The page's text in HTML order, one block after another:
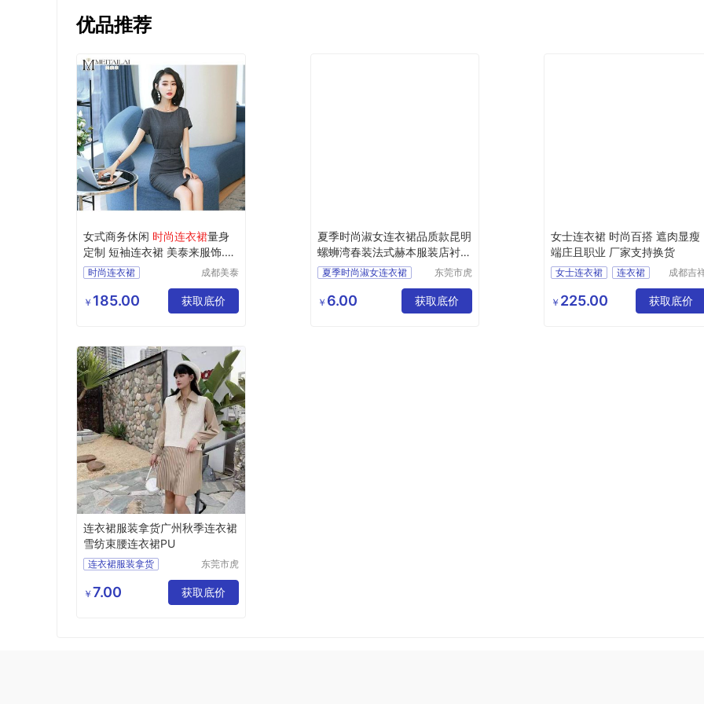
优品推荐
女式商务休闲 时尚连衣裙量身
定制 短袖连衣裙 美泰来服饰.四
川成都职业服装 定制生产厂家
春夏时尚
时尚连衣裙
女式商务休闲
成都美泰
限公司
￥ 185.00 获取底价
夏季时尚淑女连衣裙品质款昆明
螺蛳湾春装法式赫本服装店衬衫
直播货源
夏季时尚淑女连衣裙
昆明直播连衣裙
东莞市虎
饰经营部
￥ 6.00 获取底价
女士连衣裙 时尚百搭 遮肉显瘦
端庄且职业 厂家支持换货
女士连衣裙
连衣裙
夏季连衣裙
成都吉
限公司
￥ 225.00 获取底价
连衣裙服装拿货广州秋季连衣裙
雪纺束腰连衣裙PU
连衣裙服装拿货
雪纺束腰连衣裙
东莞市虎
饰经营部
￥ 7.00 获取底价